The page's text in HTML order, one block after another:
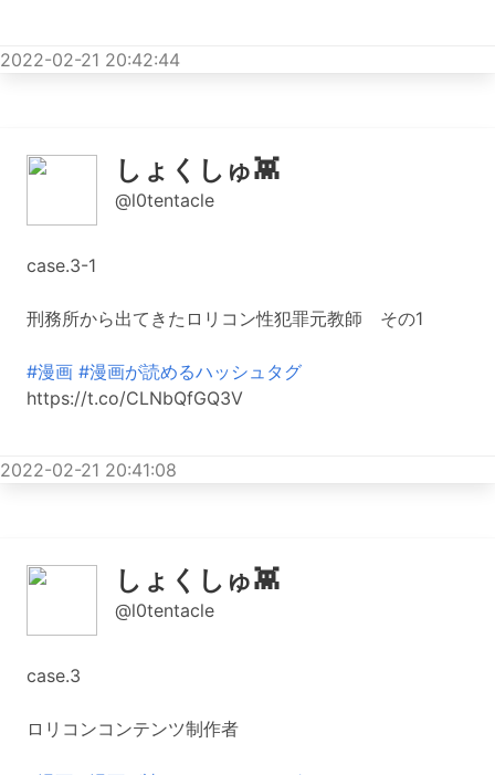
2022-02-21 20:42:44
しょくしゅ👾
@l0tentacle
case.3-1
刑務所から出てきたロリコン性犯罪元教師 その1
#漫画 #漫画が読めるハッシュタグ
https://t.co/CLNbQfGQ3V
2022-02-21 20:41:08
しょくしゅ👾
@l0tentacle
case.3
ロリコンコンテンツ制作者